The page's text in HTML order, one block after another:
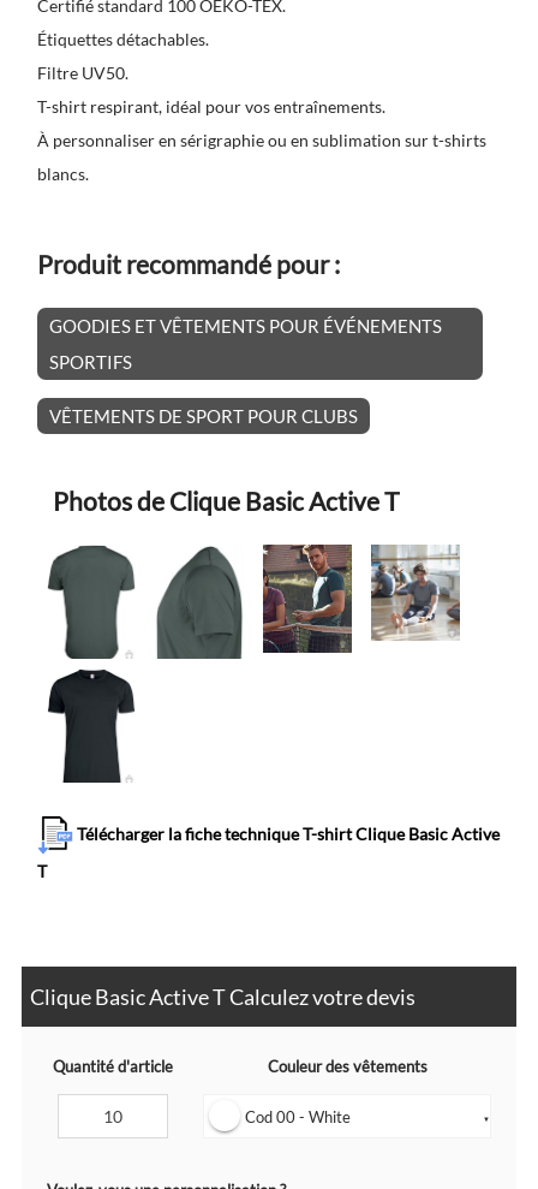
Certifié standard 100 OEKO-TEX.
Étiquettes détachables.
Filtre UV50.
T-shirt respirant, idéal pour vos entraînements.
À personnaliser en sérigraphie ou en sublimation sur t-shirts
blancs.
Produit recommandé pour :
GOODIES ET VÊTEMENTS POUR ÉVÉNEMENTS
SPORTIFS
VÊTEMENTS DE SPORT POUR CLUBS
Photos de Clique Basic Active T
Télécharger la fiche technique T-shirt Clique Basic Active
T
Clique Basic Active T Calculez votre devis
Quantité d'article Couleur des vêtements
Cod 00 - White ▼